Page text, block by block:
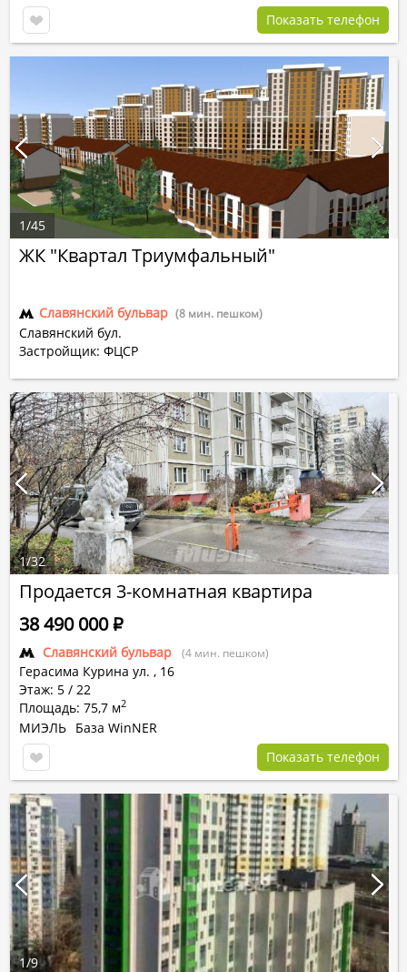
Показать телефон
ЖК "Квартал Триумфальный"
Славянский бульвар (8 мин. пешком)
Славянский бул.
Застройщик: ФЦСР
1/45
Продается 3-комнатная квартира
Славянский бульвар (4 мин. пешком)
Герасима Курина ул. , 16
Этаж: 5 / 22
Площадь: 75,7 м2
38 490 000Р
МИЭЛЬ База WinNER
Показать телефон
1/32
1/9